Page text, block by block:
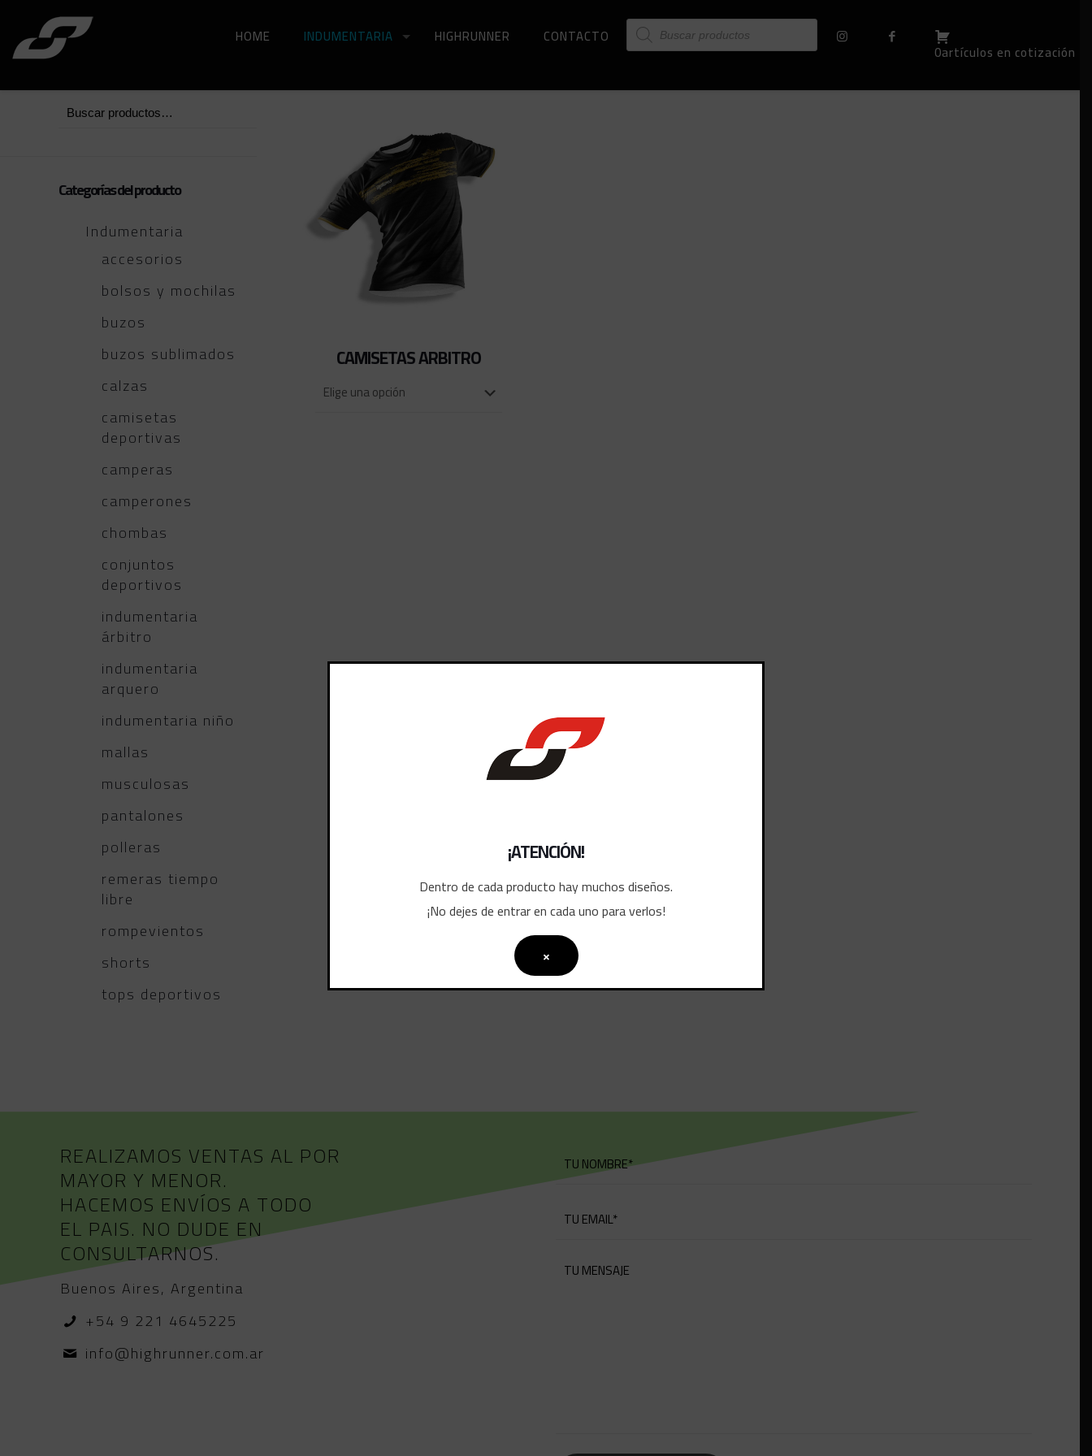
HOME INDUMENTARIA HIGHRUNNER CONTACTO Búsqueda
de
productos 0artículos en cotización
CAMISETAS ARBITRO
Categorías del producto
Indumentaria
accesorios
bolsos y mochilas
buzos
buzos sublimados
calzas
camisetas
deportivas
camperas
camperones
chombas
conjuntos
deportivos
indumentaria
árbitro
indumentaria
arquero
indumentaria niño
mallas
musculosas
pantalones
polleras
remeras tiempo
libre
rompevientos
shorts
tops deportivos
REALIZAMOS VENTAS AL POR
MAYOR Y MENOR.
HACEMOS ENVÍOS A TODO
EL PAIS. NO DUDE EN
CONSULTARNOS.
Buenos Aires, Argentina
+54 9 221 4645225
info@highrunner.com.ar
¡ATENCIÓN!
Dentro de cada producto hay muchos diseños.
¡No dejes de entrar en cada uno para verlos!
×